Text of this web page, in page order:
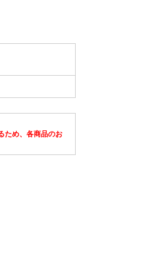
ため、各商品のお